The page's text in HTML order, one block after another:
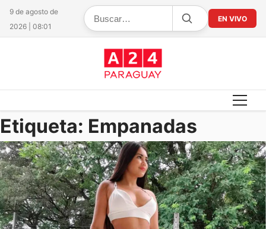
9 de agosto de
2026 | 08:01
EN VIVO
Etiqueta: Empanadas